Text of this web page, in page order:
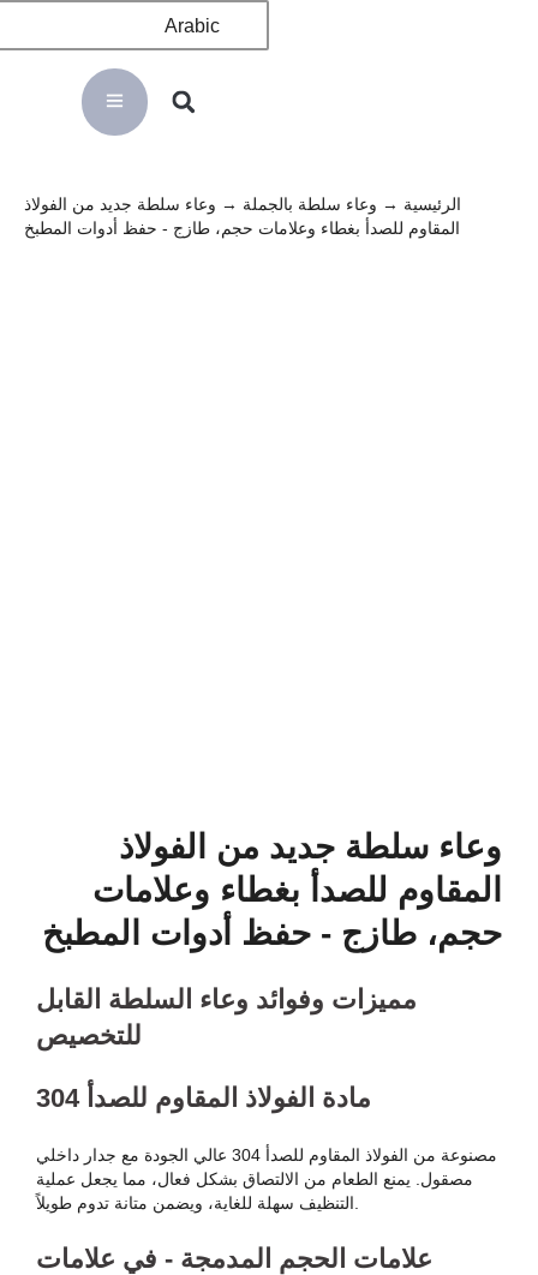
Arabic
الرئيسية → وعاء سلطة بالجملة → وعاء سلطة جديد من الفولاذ
المقاوم للصدأ بغطاء وعلامات حجم، طازج - حفظ أدوات المطبخ
وعاء سلطة جديد من الفولاذ
المقاوم للصدأ بغطاء وعلامات
حجم، طازج - حفظ أدوات المطبخ
مميزات وفوائد وعاء السلطة القابل
للتخصيص
مادة الفولاذ المقاوم للصدأ 304
مصنوعة من الفولاذ المقاوم للصدأ 304 عالي الجودة مع جدار داخلي
مصقول. يمنع الطعام من الالتصاق بشكل فعال، مما يجعل عملية
علامات الحجم المدمجة - في علامات